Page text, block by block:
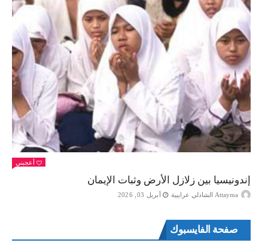
أعجبني
إندونيسيا بين زلازل الأرض وثبات الإيمان
Attayma الشاذلي عرايبية أبريل 03, 2026
صفحة الفايسبوك